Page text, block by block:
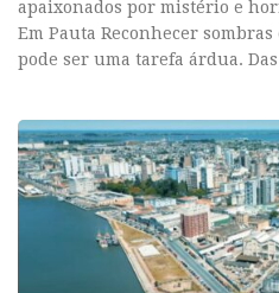
apaixonados por mistério e
Em Pauta Reconhecer
pode ser uma tarefa árdua.